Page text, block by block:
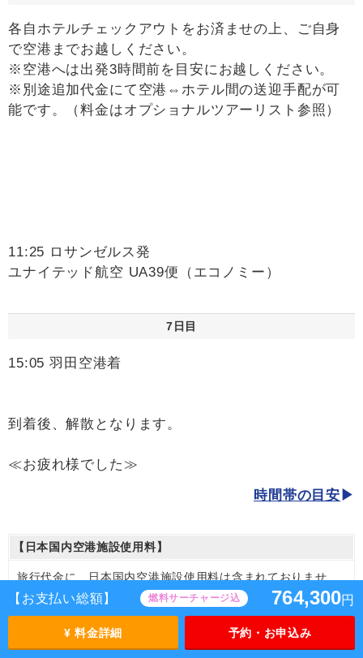
【お支払い総額】 燃料サーチャージ込 764,300円
¥ 料金詳細 予約・お申込み
各自ホテルチェックアウトをお済ませの上、ご自身
で空港までお越しください。
※空港へは出発3時間前を目安にお越しください。
※別途追加代金にて空港⇔ホテル間の送迎手配が可
能です。（料金はオプショナルツアーリスト参照）
11:25 ロサンゼルス発
ユナイテッド航空 UA39便（エコノミー）
7日目
15:05 羽田空港着
到着後、解散となります。
≪お疲れ様でした≫
時間帯の目安
【日本国内空港施設使用料】
旅行代金に、日本国内空港施設使用料は含まれておりませ
ん。別途お支払が必要となります。
【日本国内空港施設使用料】
羽田(国際線)
2026/8/7〜2026/10/5 大人（12歳以上）2,950円、子供